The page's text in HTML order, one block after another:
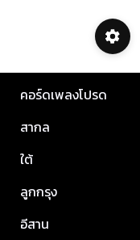
คอร์ดเพลงโปรด
สากล
ใต้
ลูกกรุง
อีสาน